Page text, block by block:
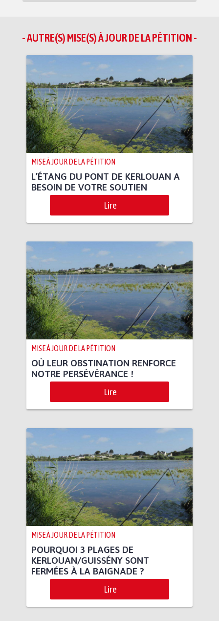
- AUTRE(S) MISE(S) À JOUR DE LA PÉTITION -
MISE À JOUR DE LA PÉTITION
L’ÉTANG DU PONT DE KERLOUAN A
BESOIN DE VOTRE SOUTIEN
Lire
MISE À JOUR DE LA PÉTITION
OÙ LEUR OBSTINATION RENFORCE
NOTRE PERSÉVÉRANCE !
Lire
MISE À JOUR DE LA PÉTITION
POURQUOI 3 PLAGES DE
KERLOUAN/GUISSÉNY SONT
FERMÉES À LA BAIGNADE ?
Lire